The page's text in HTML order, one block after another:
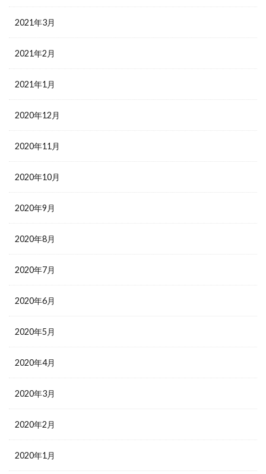
2021年3月
2021年2月
2021年1月
2020年12月
2020年11月
2020年10月
2020年9月
2020年8月
2020年7月
2020年6月
2020年5月
2020年4月
2020年3月
2020年2月
2020年1月